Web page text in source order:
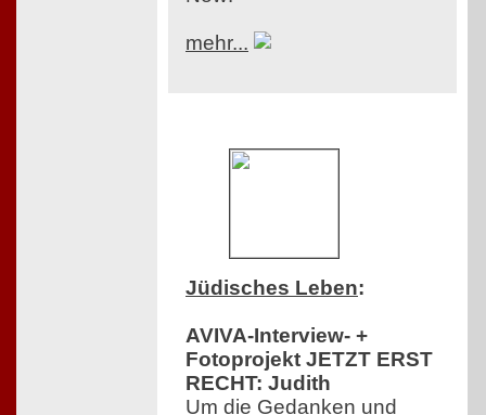
mehr...
Jüdisches Leben:
AVIVA-Interview- +
Fotoprojekt JETZT ERST
RECHT: Judith
Um die Gedanken und